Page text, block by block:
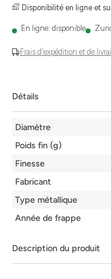
Frais d'expédition et de
Disponibilité en ligne et
En ligne: disponible
Détails
Description du produit
Détails
Diamètre
Poids fin (g)
Finesse
Fabricant
Type métallique
Année de frappe